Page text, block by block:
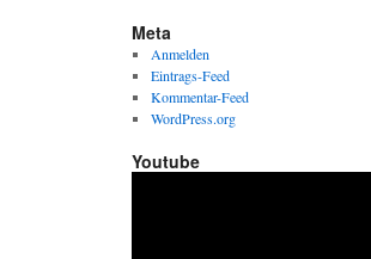
Meta
Anmelden
Eintrags-Feed
Kommentar-Feed
WordPress.org
Youtube